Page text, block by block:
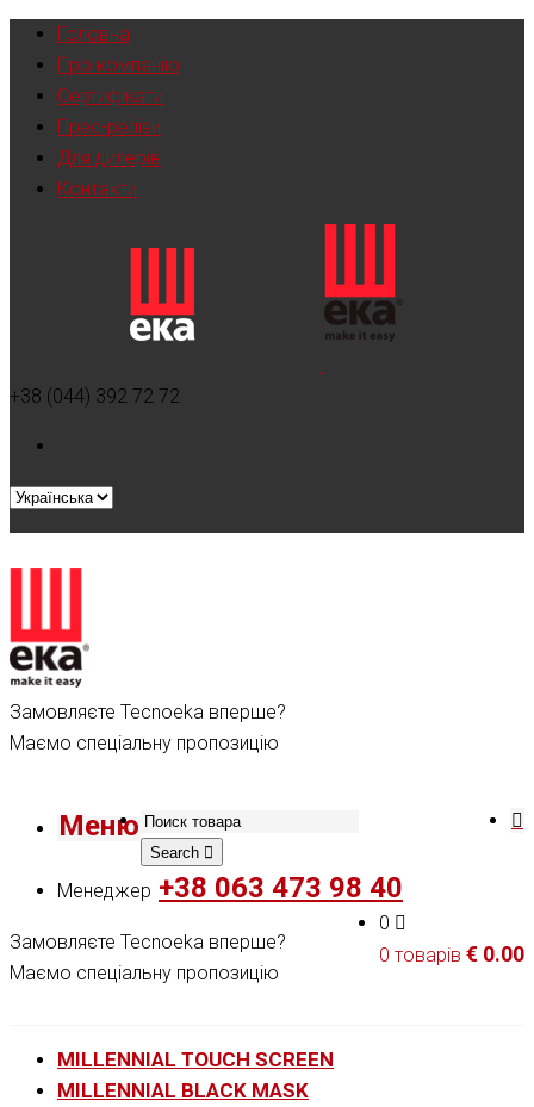
Головна
Про компанію
Сертифікати
Прес-релізи
Для дилерів
Контакти
+38 (044) 392 72 72
Замовляєте Tecnoeka вперше?
Маємо спеціальну пропозицію
Меню
Search
Менеджер +38 063 473 98 40
0
0 товарів € 0.00
Замовляєте Tecnoeka вперше?
Маємо спеціальну пропозицію
MILLENNIAL TOUCH SCREEN
MILLENNIAL BLACK MASK